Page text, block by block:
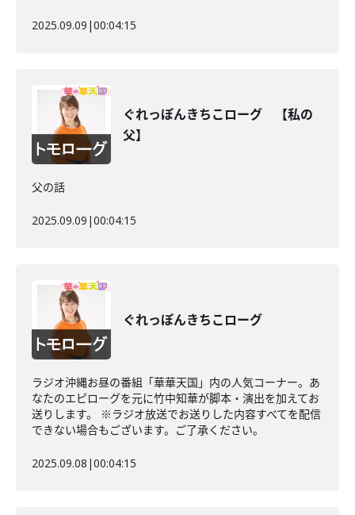
2025.09.09 |00:04:15
ぐれっぽんきちこローグ 【私の
父】
父の話
2025.09.09 |00:04:15
ぐれっぽんきちこローグ
ラジオ沖縄お昼の番組「華華天国」内の人気コーナー。あ
なたのエピローグを元に竹中知華が脚本・演出を加えてお
送りします。 ※ラジオ放送でお送りした内容すべてを配信
できない場合もございます。ご了承ください。
2025.09.08 |00:04:15